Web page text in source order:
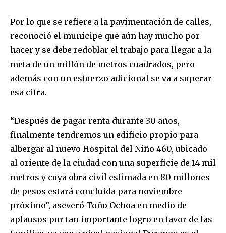
Por lo que se refiere a la pavimentación de calles,
reconoció el municipe que aún hay mucho por
hacer y se debe redoblar el trabajo para llegar a la
meta de un millón de metros cuadrados, pero
además con un esfuerzo adicional se va a superar
esa cifra.
“Después de pagar renta durante 30 años,
finalmente tendremos un edificio propio para
albergar al nuevo Hospital del Niño 460, ubicado
al oriente de la ciudad con una superficie de 14 mil
metros y cuya obra civil estimada en 80 millones
de pesos estará concluida para noviembre
próximo”, aseveró Toño Ochoa en medio de
aplausos por tan importante logro en favor de las